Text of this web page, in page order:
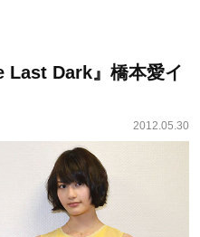
Last Dark』橋本愛イ
2012.05.30